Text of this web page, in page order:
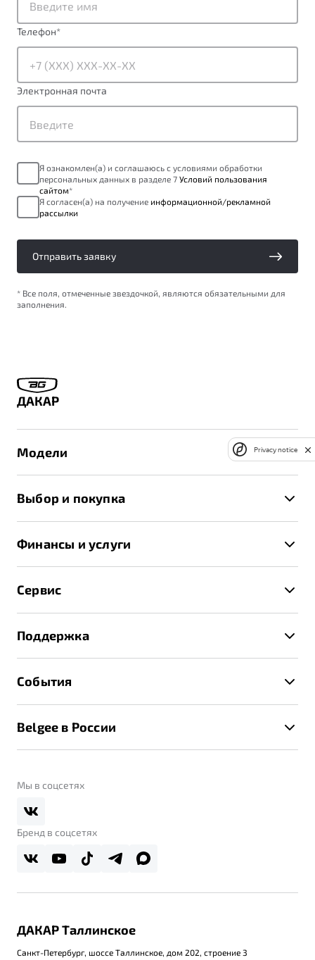
Телефон*
Электронная почта
Я ознакомлен(а) и соглашаюсь с условиями обработки
персональных данных в разделе 7 Условий пользования
сайтом*
Я согласен(а) на получение информационной/рекламной
рассылки
Отправить заявку
* Все поля, отмеченные звездочкой, являются обязательными для
заполнения.
ДАКАР
Модели
X70
Выбор и покупка
Спецпредложения и Акции
Записаться на тест-драйв
Получить предложение
Финансы и услуги
Трейд-ин
Страхование
Расчет КАСКО
Сервис
Руководство по эксплуатации
Техническое обслуживание
Калькулятор ТО
Поддержка
Помощь на дорогах
Belgee Линк
Реферальная программа
События
Контакты
Belgee в России
О дилерском центре
Правовая информация
Мы в соцсетях
Бренд в соцсетях
ДАКАР Таллинское
Санкт-Петербург, шоссе Таллинское, дом 202, строение 3
Privacy notice